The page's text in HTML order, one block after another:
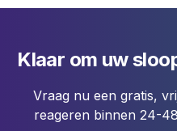
Klaar om uw
Vraag nu een gratis,
reageren binnen 24-